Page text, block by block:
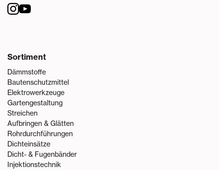
Sortiment
Dämmstoffe
Bautenschutzmittel
Elektrowerkzeuge
Gartengestaltung
Streichen
Aufbringen & Glätten
Rohrdurchführungen
Dichteinsätze
Dicht- & Fugenbänder
Injektionstechnik